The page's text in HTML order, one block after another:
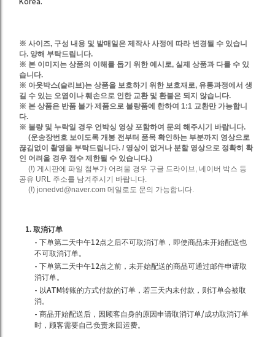
Korea.
※ 사이즈, 구성 내용 및 발매일은 제작사 사정에 따라 변경될 수 있습니
다. 양해 부탁드립니다.
※ 본 이미지는 상품의 이해를 돕기 위한 예시로, 실제 상품과 다를 수 있
습니다.
※ 아웃박스(슬리브)는 상품을 보호하기 위한 보호재로, 유통과정에서 생
길 수 있는 오염이나 훼손으로 인한 교환 및 환불은 되지 않습니다.
※ 본 상품은 반품 불가 제품으로 불량품에 한하여 1:1 교환만 가능합니
다.
※ 불량 및 누락일 경우 언박싱 영상 포함하여 문의 해주시기 바랍니다.
(운송장번호 보이도록 개봉 전부터 품목 확인하는 부분까지 영상으로
끊김없이 촬영을 부탁드립니다. / 영상이 없거나 분할 영상으로 정확히 확
인 어려울 경우 접수 제한될 수 있습니다.)
(!) 게시판에 파일 첨부가 어려울 경우 구글 드라이브, 네이버 박스 등
공유 URL 주소를 남겨주시기 바랍니다.
(!) jonedvd@naver.com 메일로도 문의 가능합니다.
1. 取消订单
- 下单第二天中午12点之后不可取消订单，即使商品未开始配送也
不可取消订单。
- 下单第二天中午12点之前，未开始配送的商品可通过邮件申请取
消订单。
- 以ATM转账的方式付款的订单，若三天内未付款，则订单会被取
消。
- 商品开始配送后，因顾客自身的原因申请取消订单/成功取消订单
时，顾客需要自己负责来回运费。